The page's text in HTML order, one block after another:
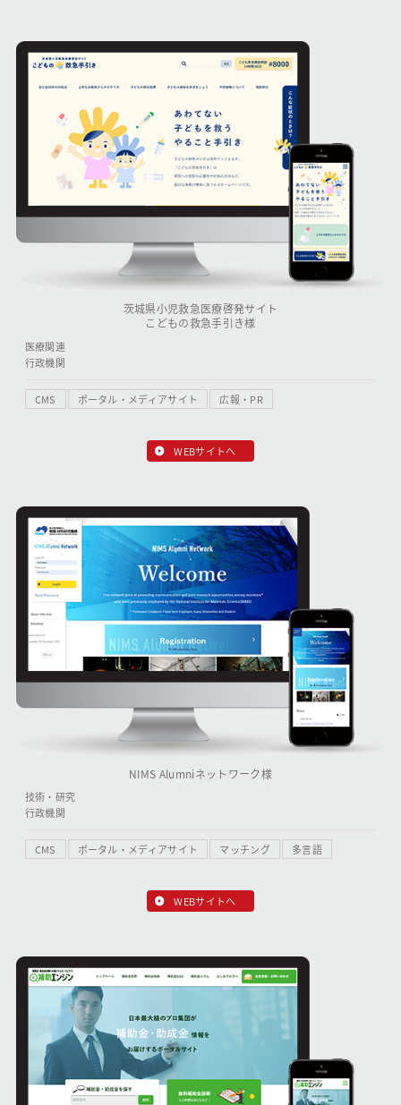
茨城県小児救急医療啓発サイト
こどもの救急手引き様
医療関連
行政機関
CMS ポータル・メディアサイト 広報・PR
WEBサイトへ
NIMS Alumniネットワーク様
技術・研究
行政機関
CMS ポータル・メディアサイト マッチング 多言語
WEBサイトへ